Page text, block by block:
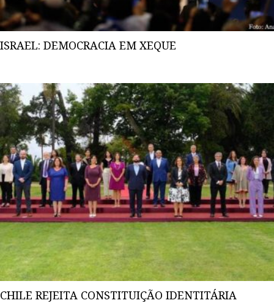
ISRAEL: DEMOCRACIA EM XEQUE
CHILE REJEITA CONSTITUIÇÃO IDENTITÁRIA